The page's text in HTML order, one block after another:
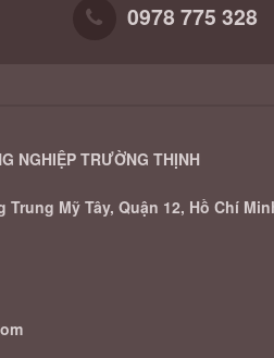
0978 775 328
NGHIỆP TRƯỜNG THỊNH
Mỹ Tây, Quận 12, Hồ Chí